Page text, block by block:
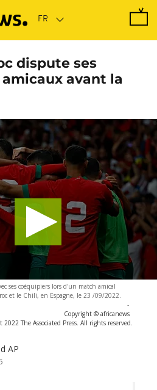
dispute ses
avant la
ses coéquipiers lors d'un match amical
et le Chili, en Espagne, le 23 /09/2022.
-
Copyright © africanews
The Associated Press. All rights reserved.
AP